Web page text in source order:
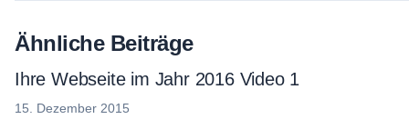
Ähnliche Beiträge
Ihre Webseite im Jahr 2016 Video 1
15. Dezember 2015